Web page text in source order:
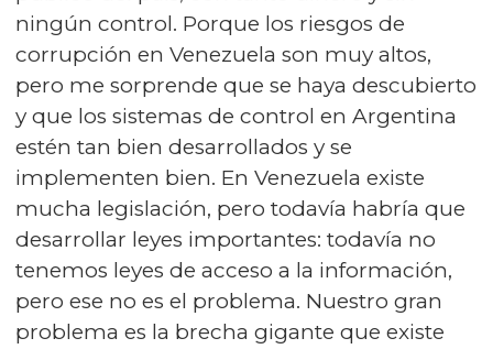
ningún control. Porque los riesgos de
corrupción en Venezuela son muy altos,
pero me sorprende que se haya descubierto
y que los sistemas de control en Argentina
estén tan bien desarrollados y se
implementen bien. En Venezuela existe
mucha legislación, pero todavía habría que
desarrollar leyes importantes: todavía no
tenemos leyes de acceso a la información,
pero ese no es el problema. Nuestro gran
problema es la brecha gigante que existe